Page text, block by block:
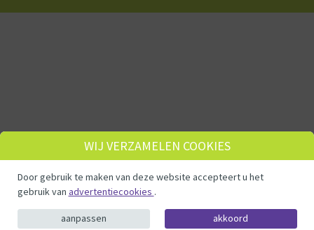
WIJ VERZAMELEN COOKIES
Door gebruik te maken van deze website accepteert u het
gebruik van advertentiecookies .
aanpassen akkoord